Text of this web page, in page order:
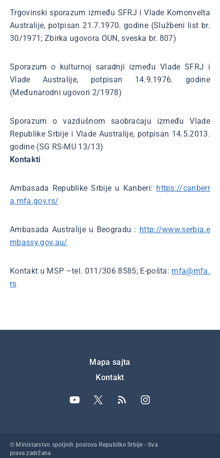
Trgovinski sporazum između SFRJ i Vlade Komonvelta
Australije, potpisan 21.7.1970. godine (Službeni list br.
30/1971; Zbirka ugovora OUN, sveska br. 807)
Sporazum o kulturnoj saradnji između Vlade SFRJ i
Vlade Australije, potpisan 14.9.1976. godine
(Međunarodni ugovori 2/1978)
Sporazum o vazdušnom saobraćaju između Vlade
Republike Srbije i Vlade Australije, potpisan 14.5.2013.
godine (SG RS-MU 13/13)
Kontakti
Ambasada Republike Srbije u Kanberi: https://canberr
a.mfa.gov.rs/
Ambasada Australije u Beogradu : http://www.serbia.e
mbassy.gov.au/
Kontakt u MSP –tel. 011/306 8585; E-pošta: mfa@mfa.
rs
Mapa sajta
Kontakt
© Ministarstvo spoljnih poslova Republike Srbije - Sva
prava zadržana